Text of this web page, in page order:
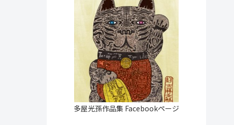
多屋光孫作品集 Facebookページ